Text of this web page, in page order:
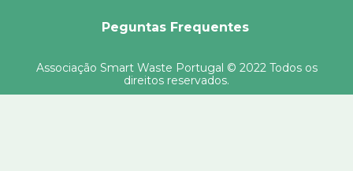
Peguntas Frequentes
Associação Smart Waste Portugal © 2022 Todos os
direitos reservados.